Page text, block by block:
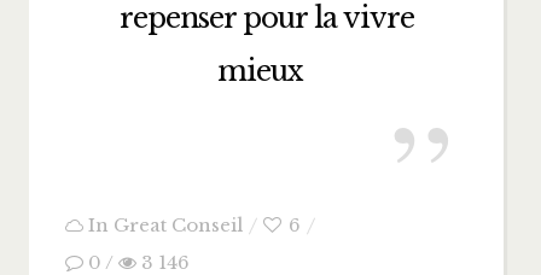
repenser pour la vivre
mieux
In Great Conseil
6
0 / 3 146